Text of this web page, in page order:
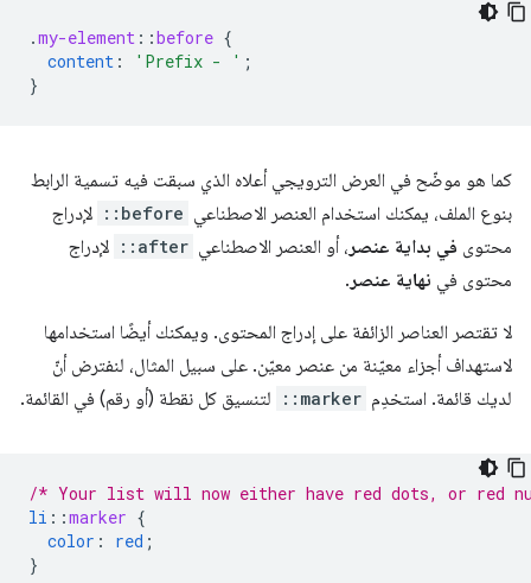
.my-element ::before {
content : 'Prefix - ' ;
}
كما هو موضّح في العرض الترويجي أعلاه الذي سبقت فيه تسمية الرابط
بنوع الملف، يمكنك استخدام العنصر الاصطناعي ::before لإدراج
محتوى في بداية عنصر ، أو العنصر الاصطناعي ::after لإدراج
محتوى في نهاية عنصر .
لا تقتصر العناصر الزائفة على إدراج المحتوى. ويمكنك أيضًا استخدامها
لاستهداف أجزاء معيّنة من عنصر معيّن. على سبيل المثال، لنفترض أنّ
لديك قائمة. استخدِم ::marker لتنسيق كل نقطة (أو رقم) في القائمة.
/* Your list will now either have red dots, or red
li ::marker {
color : red ;
}